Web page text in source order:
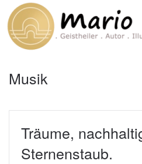
Zum Hauptinhalt springen
Musik
Träume,
Sternenstaub.